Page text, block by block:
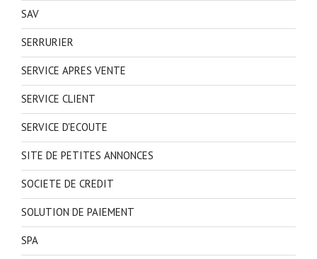
SAV
SERRURIER
SERVICE APRES VENTE
SERVICE CLIENT
SERVICE D'ECOUTE
SITE DE PETITES ANNONCES
SOCIETE DE CREDIT
SOLUTION DE PAIEMENT
SPA